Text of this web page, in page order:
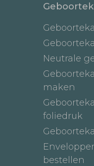
Neutrale
maken
foliedruk
bestellen